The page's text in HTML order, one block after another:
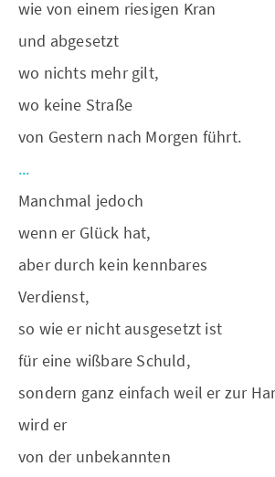
wie von einem riesigen Kran
und abgesetzt
wo nichts mehr gilt,
wo keine Straße
von Gestern nach Morgen führt.
...
Manchmal jedoch
wenn er Glück hat,
aber durch kein kennbares
Verdienst,
so wie er nicht ausgesetzt ist
für eine wißbare Schuld,
sondern ganz einfach weil er zur
wird er
von der unbekannten